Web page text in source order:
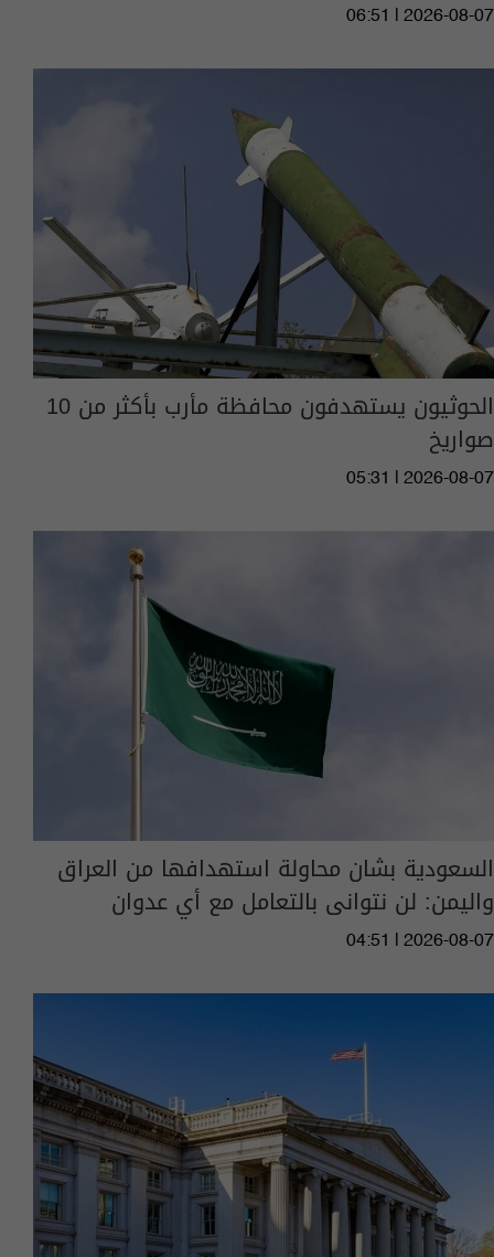
06:51 | 2026-08-07
الحوثيون يستهدفون محافظة مأرب بأكثر من 10
صواريخ
05:31 | 2026-08-07
السعودية بشان محاولة استهدافها من العراق
واليمن: لن نتوانى بالتعامل مع أي عدوان
04:51 | 2026-08-07